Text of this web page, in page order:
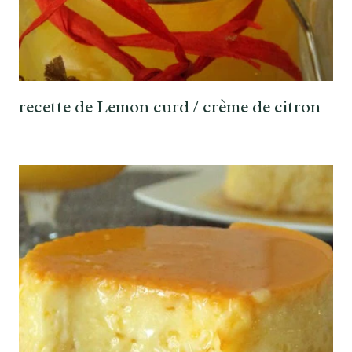
recette de Lemon curd / crème de citron